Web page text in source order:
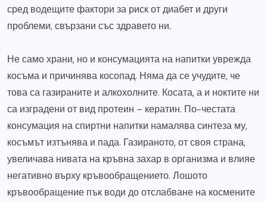
сред водещите фактори за риск от диабет и други
проблеми, свързани със здравето ни.
Не само храни, но и консумацията на напитки уврежда
косъма и причинява косопад. Няма да се учудите, че
това са газираните и алкохолните. Косата, а и ноктите ни
са изградени от вид протеин – кератин. По-честата
консумация на спиртни напитки намалява синтеза му,
косъмът изтънява и пада. Газираното, от своя страна,
увеличава нивата на кръвна захар в организма и влияе
негативно върху кръвообращението. Лошото
кръвообращение пък води до отслабване на космените